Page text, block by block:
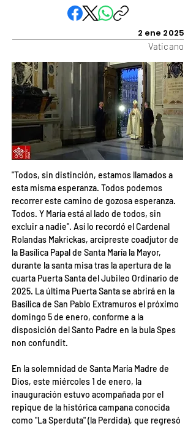
2 ene 2025
Vaticano
"Todos, sin distinción, estamos llamados a
esta misma esperanza. Todos podemos
recorrer este camino de gozosa esperanza.
Todos. Y María está al lado de todos, sin
excluir a nadie". Así lo recordó el Cardenal
Rolandas Makrickas, arcipreste coadjutor de
la Basílica Papal de Santa María la Mayor,
durante la santa misa tras la apertura de la
cuarta Puerta Santa del Jubileo Ordinario de
2025. La última Puerta Santa se abrirá en la
Basílica de San Pablo Extramuros el próximo
domingo 5 de enero, conforme a la
disposición del Santo Padre en la bula Spes
non confundit.
En la solemnidad de Santa María Madre de
Dios, este miércoles 1 de enero, la
inauguración estuvo acompañada por el
repique de la histórica campana conocida
como "La Sperduta" (la Perdida), que regresó